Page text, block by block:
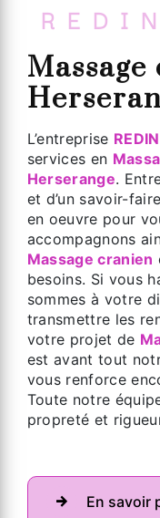
Massage cranien à
L’entreprise
services en
Herserange.
et d’un savoir-
en oeuvre pour
accompagnons
Massage cranien
besoins. Si vous
sommes à votre
transmettre les
votre projet de
est avant tout
vous renforce
Toute notre
propreté et
En savoir